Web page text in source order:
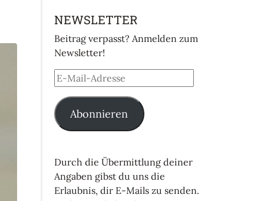
NEWSLETTER
Beitrag verpasst? Anmelden zum
Newsletter!
Abonnieren
Durch die Übermittlung deiner
Angaben gibst du uns die
Erlaubnis, dir E-Mails zu senden.